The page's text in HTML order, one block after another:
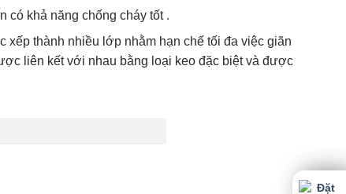
có khả năng chống cháy tốt .
thành nhiều lớp nhằm hạn chế tối đa việc giãn
liên kết với nhau bằng loại keo đặc biệt và được